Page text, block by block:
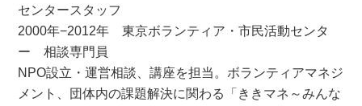
センタースタッフ
2000年−2012年 東京ボランティア・市民活動センタ
ー 相談専門員
NPO設立・運営相談、講座を担当。ボランティアマネジ
メント、団体内の課題解決に関わる「ききマネ～みんな